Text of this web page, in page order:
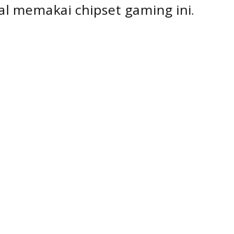
memakai chipset gaming ini.